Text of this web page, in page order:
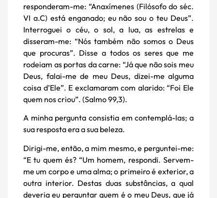
responderam-me: “Anaxímenes (Filósofo do séc.
VI a.C) está enganado; eu não sou o teu Deus”.
Interroguei o céu, o sol, a lua, as estrelas e
disseram-me: “Nós também não somos o Deus
que procuras”. Disse a todos os seres que me
rodeiam as portas da carne: “Já que não sois meu
Deus, falai-me de meu Deus, dizei-me alguma
coisa d’Ele”. E exclamaram com alarido: “Foi Ele
quem nos criou”. (Salmo 99,3).
A minha pergunta consistia em contemplá-las; a
sua resposta era a sua beleza.
Dirigi-me, então, a mim mesmo, e perguntei-me:
“E tu quem és? “Um homem, respondi. Servem-
me um corpo e uma alma; o primeiro é exterior, a
outra interior. Destas duas substâncias, a qual
deveria eu perguntar quem é o meu Deus, que já